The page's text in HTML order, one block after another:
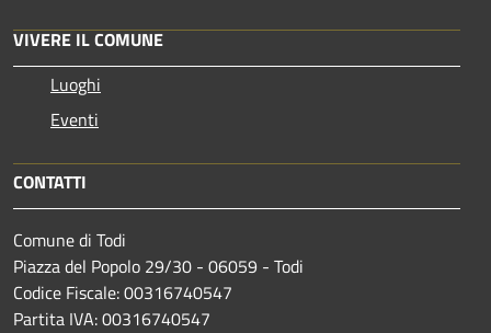
VIVERE IL COMUNE
Luoghi
Eventi
CONTATTI
Comune di Todi
Piazza del Popolo 29/30 - 06059 - Todi
Codice Fiscale: 00316740547
Partita IVA: 00316740547